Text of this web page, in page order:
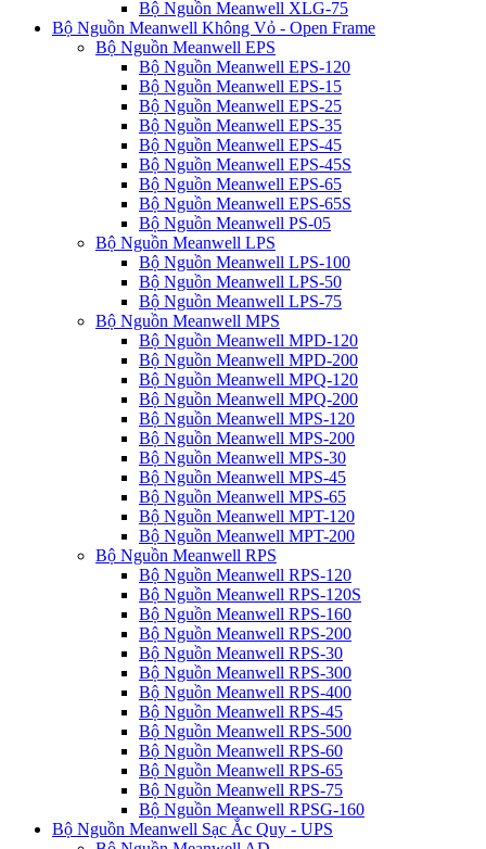
Bộ Nguồn Meanwell XLG-75
Bộ Nguồn Meanwell Không Vỏ - Open Frame
Bộ Nguồn Meanwell EPS
Bộ Nguồn Meanwell EPS-120
Bộ Nguồn Meanwell EPS-15
Bộ Nguồn Meanwell EPS-25
Bộ Nguồn Meanwell EPS-35
Bộ Nguồn Meanwell EPS-45
Bộ Nguồn Meanwell EPS-45S
Bộ Nguồn Meanwell EPS-65
Bộ Nguồn Meanwell EPS-65S
Bộ Nguồn Meanwell PS-05
Bộ Nguồn Meanwell LPS
Bộ Nguồn Meanwell LPS-100
Bộ Nguồn Meanwell LPS-50
Bộ Nguồn Meanwell LPS-75
Bộ Nguồn Meanwell MPS
Bộ Nguồn Meanwell MPD-120
Bộ Nguồn Meanwell MPD-200
Bộ Nguồn Meanwell MPQ-120
Bộ Nguồn Meanwell MPQ-200
Bộ Nguồn Meanwell MPS-120
Bộ Nguồn Meanwell MPS-200
Bộ Nguồn Meanwell MPS-30
Bộ Nguồn Meanwell MPS-45
Bộ Nguồn Meanwell MPS-65
Bộ Nguồn Meanwell MPT-120
Bộ Nguồn Meanwell MPT-200
Bộ Nguồn Meanwell RPS
Bộ Nguồn Meanwell RPS-120
Bộ Nguồn Meanwell RPS-120S
Bộ Nguồn Meanwell RPS-160
Bộ Nguồn Meanwell RPS-200
Bộ Nguồn Meanwell RPS-30
Bộ Nguồn Meanwell RPS-300
Bộ Nguồn Meanwell RPS-400
Bộ Nguồn Meanwell RPS-45
Bộ Nguồn Meanwell RPS-500
Bộ Nguồn Meanwell RPS-60
Bộ Nguồn Meanwell RPS-65
Bộ Nguồn Meanwell RPS-75
Bộ Nguồn Meanwell RPSG-160
Bộ Nguồn Meanwell Sạc Ắc Quy - UPS